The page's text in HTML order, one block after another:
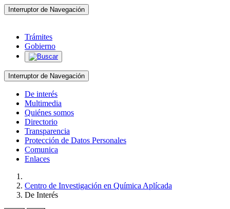
Interruptor de Navegación
Trámites
Gobierno
Interruptor de Navegación
De interés
Multimedia
Quiénes somos
Directorio
Transparencia
Protección de Datos Personales
Comunica
Enlaces
Centro de Investigación en Química Aplícada
De Interés